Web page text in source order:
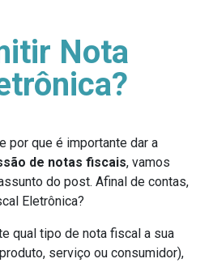
Nota
por que é importante dar a
de notas fiscais, vamos
do post. Afinal de contas,
Eletrônica?
qual tipo de nota fiscal a sua
serviço ou consumidor),